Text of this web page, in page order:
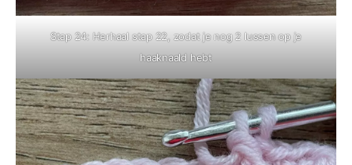
Stap 24: Herhaal stap 22, zodat je nog 2 lussen op je
haaknaald hebt